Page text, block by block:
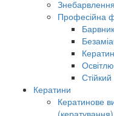
Професійна
Кератини
Кератинове
(кератування)